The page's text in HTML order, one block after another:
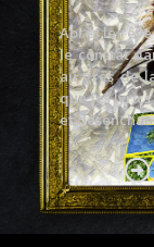
Après le
le constat
au grès de
que les
et